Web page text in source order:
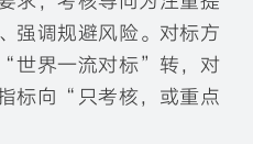
强调规避风险。对标方
世界一流对标”转，对
标向“只考核，或重点